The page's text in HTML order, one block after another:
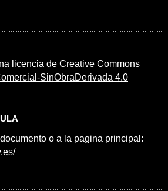
licencia de Creative Commons
SinObraDerivada 4.0
o a la pagina principal: